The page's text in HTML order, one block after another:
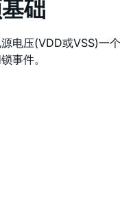
础
电压(VDD或VSS)一
事件。